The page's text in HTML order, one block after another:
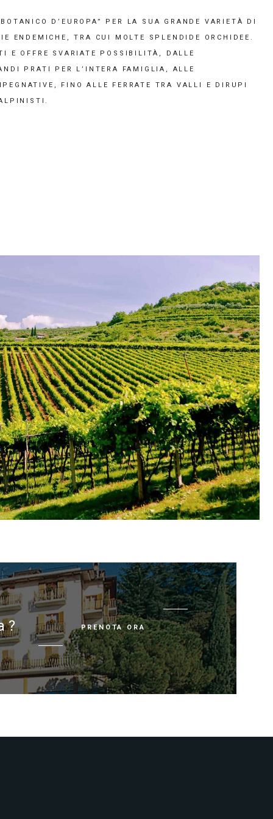
D’EUROPA” PER LA SUA GRANDE VARIETÀ DI
ENDEMICHE, TRA CUI MOLTE SPLENDIDE ORCHIDEE.
E OFFRE SVARIATE POSSIBILITÀ, DALLE
PRATI PER L’INTERA FAMIGLIA, ALLE
FINO ALLE FERRATE TRA VALLI E DIRUPI
? PRENOTA ORA